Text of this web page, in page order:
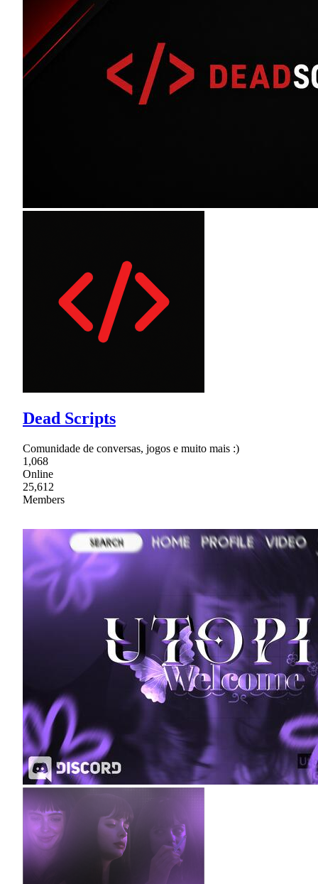
Dead Scripts
Comunidade de conversas, jogos e muito mais :)
1,068
Online
25,612
Members